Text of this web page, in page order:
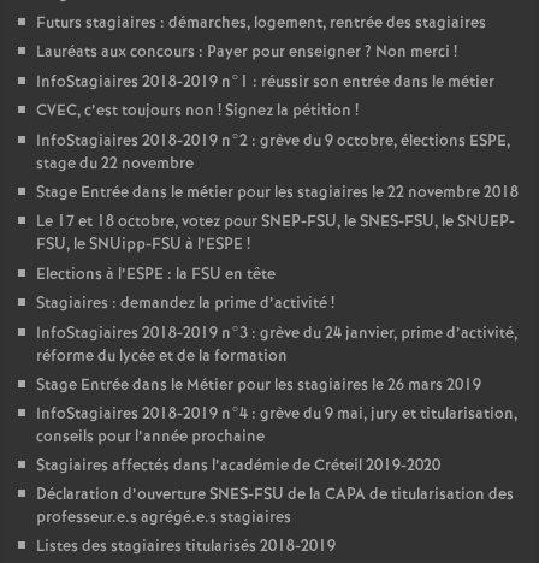
Futurs stagiaires : démarches, logement, rentrée des stagiaires
Lauréats aux concours : Payer pour enseigner? Non merci !
InfoStagiaires 2018-2019 n°1 : réussir son entrée dans le métier
CVEC, c’est toujours non ! Signez la pétition !
InfoStagiaires 2018-2019 n°2 : grève du 9 octobre, élections ESPE,
stage du 22 novembre
Stage Entrée dans le métier pour les stagiaires le 22 novembre 2018
Le 17 et 18 octobre, votez pourSNEP-FSU, leSNES-FSU, leSNUEP-
FSU, le SNUipp-FSU à l’ESPE !
Elections à l’ESPE : la FSU en tête
Stagiaires : demandez la prime d’activité!
InfoStagiaires 2018-2019 n°3 : grève du 24 janvier, prime d’activité,
réforme du lycée et de la formation
Stage Entrée dans le Métier pour les stagiaires le 26 mars 2019
InfoStagiaires 2018-2019 n°4 : grève du 9 mai, jury et titularisation,
conseils pour l’année prochaine
Stagiaires affectés dans l’académie de Créteil 2019-2020
Déclaration d’ouvertureSNES-FSU de la CAPAde titularisation des
professeur.e.s agrégé.e.s stagiaires
Listes des stagiaires titularisés 2018-2019